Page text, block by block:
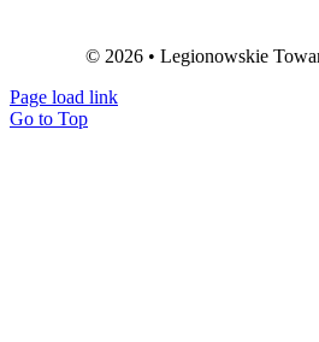
© 2026 • Legionowskie
Page load link
Go to Top